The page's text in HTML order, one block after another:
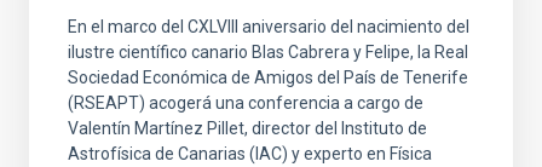
En el marco del CXLVIII aniversario del nacimiento del
ilustre científico canario Blas Cabrera y Felipe, la Real
Sociedad Económica de Amigos del País de Tenerife
(RSEAPT) acogerá una conferencia a cargo de
Valentín Martínez Pillet, director del Instituto de
Astrofísica de Canarias (IAC) y experto en Física